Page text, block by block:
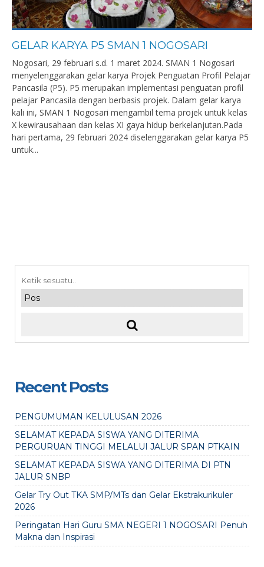
GELAR KARYA P5 SMAN 1 NOGOSARI
Nogosari, 29 februari s.d. 1 maret 2024. SMAN 1 Nogosari
menyelenggarakan gelar karya Projek Penguatan Profil Pelajar
Pancasila (P5). P5 merupakan implementasi penguatan profil
pelajar Pancasila dengan berbasis projek. Dalam gelar karya
kali ini, SMAN 1 Nogosari mengambil tema projek untuk kelas
X kewirausahaan dan kelas XI gaya hidup berkelanjutan.Pada
hari pertama, 29 februari 2024 diselenggarakan gelar karya P5
untuk...
Recent Posts
PENGUMUMAN KELULUSAN 2026
SELAMAT KEPADA SISWA YANG DITERIMA
PERGURUAN TINGGI MELALUI JALUR SPAN PTKAIN
SELAMAT KEPADA SISWA YANG DITERIMA DI PTN
JALUR SNBP
Gelar Try Out TKA SMP/MTs dan Gelar Ekstrakurikuler
2026
Peringatan Hari Guru SMA NEGERI 1 NOGOSARI Penuh
Makna dan Inspirasi